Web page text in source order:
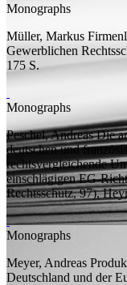
Monographs
Müller, Markus
Gewerblichen
175 S.
Monographs
Peschel, Andreas Die
deutschen und
rechtsvergleichende
einschlägigen EG-
Rechtsschutz, 97),
Monographs
Meyer, Andreas
Deutschland und der